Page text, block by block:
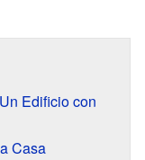
Edificio con
Casa